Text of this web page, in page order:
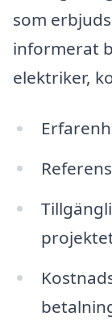
som
informerat
elektriker,